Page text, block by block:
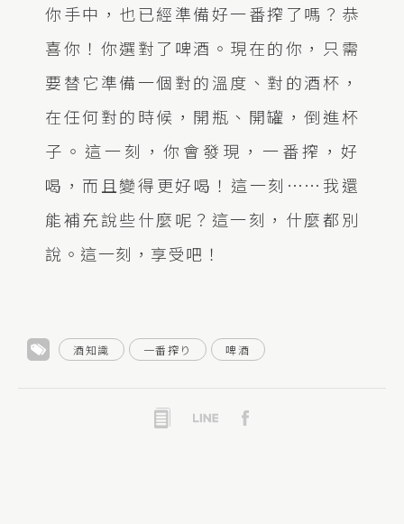
你手中，也已經準備好一番搾了嗎？恭
喜你！你選對了啤酒。現在的你，只需
要替它準備一個對的溫度、對的酒杯，
在任何對的時候，開瓶、開罐，倒進杯
子。這一刻，你會發現，一番搾，好
喝，而且變得更好喝！這一刻⋯⋯我還
能補充說些什麼呢？這一刻，什麼都別
說。這一刻，享受吧！
酒知識 一番搾り 啤酒